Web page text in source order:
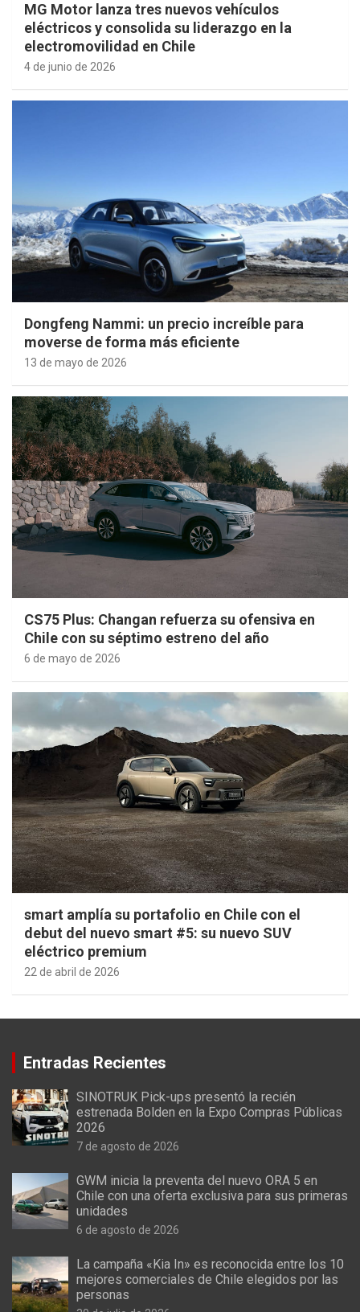
MG Motor lanza tres nuevos vehículos
eléctricos y consolida su liderazgo en la
electromovilidad en Chile
4 de junio de 2026
Dongfeng Nammi: un precio increíble para
moverse de forma más eficiente
13 de mayo de 2026
CS75 Plus: Changan refuerza su ofensiva en
Chile con su séptimo estreno del año
6 de mayo de 2026
smart amplía su portafolio en Chile con el
debut del nuevo smart #5: su nuevo SUV
eléctrico premium
22 de abril de 2026
Entradas Recientes
SINOTRUK Pick-ups presentó la recién
estrenada Bolden en la Expo Compras Públicas
2026
7 de agosto de 2026
GWM inicia la preventa del nuevo ORA 5 en
Chile con una oferta exclusiva para sus primeras
unidades
6 de agosto de 2026
La campaña «Kia In» es reconocida entre los 10
mejores comerciales de Chile elegidos por las
personas